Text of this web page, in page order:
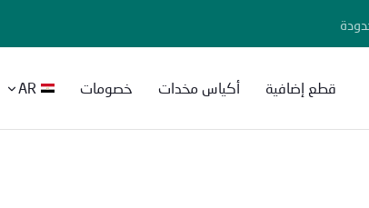
قطع إضافية أكياس مخدات خصومات AR